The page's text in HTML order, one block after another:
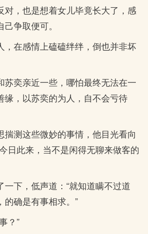
对，也是想着女儿毕竟长大了，感
争取便可。
，在感情上磕磕绊绊，倒也并非坏
苏奕亲近一些，哪怕最终无法在一
缘，以苏奕的为人，自不会亏待
揣测这些微妙的事情，他目光看向
日此来，当不是闲得无聊来做客的
一下，低声道：“就知道瞒不过道
的确是有事相求。”
？”